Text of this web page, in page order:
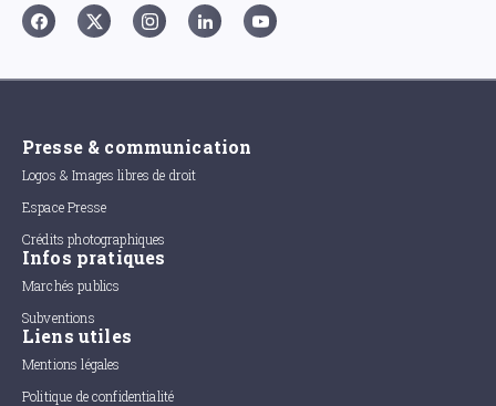
Presse & communication
Logos & Images libres de droit
Espace Presse
Crédits photographiques
Infos pratiques
Marchés publics
Subventions
Liens utiles
Mentions légales
Politique de confidentialité